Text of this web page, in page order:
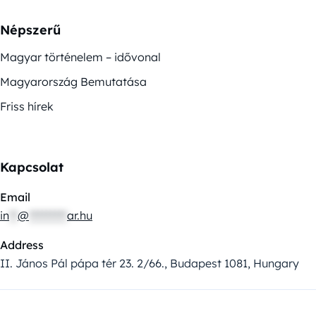
Népszerű
Magyar történelem – idővonal
Magyarország Bemutatása
Friss hírek
Kapcsolat
Email
in @ ar.hu
Address
II. János Pál pápa tér 23. 2/66., Budapest 1081, Hungary